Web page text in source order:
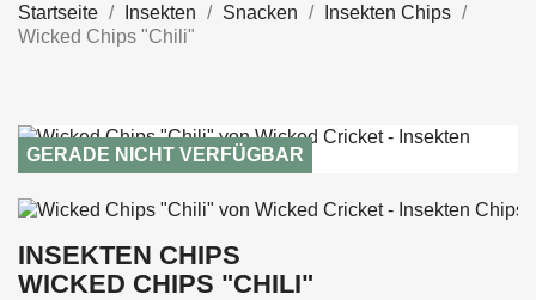
Startseite Insekten Snacken
Insekten Chips
Wicked Chips "Chili"
GERADE NICHT VERFÜGBAR
INSEKTEN CHIPS
WICKED CHIPS "CHILI"